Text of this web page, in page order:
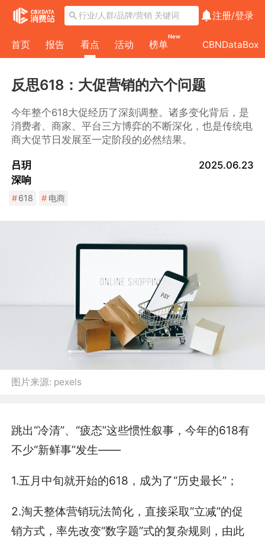
注册/登录
首页 报告 看点 活动 榜单
New
CBNDataBox
反思618：大促营销的六个问题
今年整个618大促经历了深刻调整。诸多变化背后，是
消费者、商家、平台三方博弈的不断深化，也是传统电
商大促节日发展至一定阶段的必然结果。
吕玥
深响
2025.06.23
#618 # 电商
图片来源: pexels
跳出“冷清”、“疲态”这些惯性叙事，今年的618有
不少“新鲜事”发生——
1.五月中旬就开始的618，成为了“历史最长”；
2.淘天整体营销玩法简化，直接采取“立减”的促
销方式，率先改变“数字题”式的复杂规则，由此